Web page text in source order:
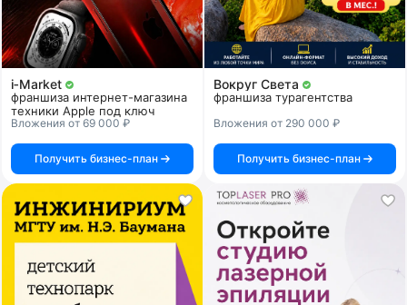
i‑Market
франшиза интернет-магазина
техники Apple под ключ
Вложения от 69 000 ₽
Получить бизнес-план
Вокруг Света
франшиза турагентства
Вложения от 290 000 ₽
Получить бизнес-план